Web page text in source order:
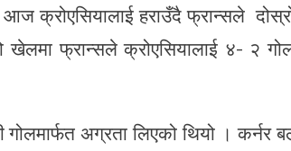
आज क्रोएसियालाई हराउँदै फ्रान्सले
फ्रान्सले क्रोएसियालाई ४- २
अग्रता लिएको थियो । कर्नर